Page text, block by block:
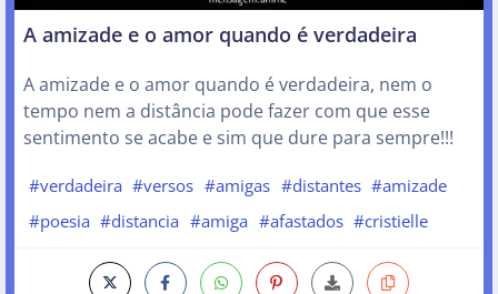
A amizade e o amor quando é verdadeira
A amizade e o amor quando é verdadeira, nem o
tempo nem a distância pode fazer com que esse
sentimento se acabe e sim que dure para sempre!!!
#verdadeira #versos #amigas #distantes #amizade
#poesia #distancia #amiga #afastados #cristielle